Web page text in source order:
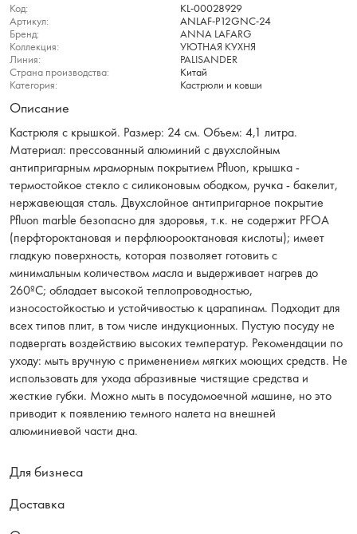
Код:
KL-00028929
Артикул:
ANLAF-P12GNC-24
Бренд:
ANNA LAFARG
Коллекция:
УЮТНАЯ КУХНЯ
Линия:
PALISANDER
Страна производства:
Китай
Категория:
Кастрюли и ковши
Описание
Кастрюля с крышкой. Размер: 24 см. Объем: 4,1 литра.
Материал: прессованный алюминий с двухслойным
антипригарным мраморным покрытием Pfluon, крышка -
термостойкое стекло с силиконовым ободком, ручка - бакелит,
нержавеющая сталь. Двухслойное антипригарное покрытие
Pfluon marble безопасно для здоровья, т.к. не содержит PFOA
(перфтороктановая и перфлюорооктановая кислоты); имеет
гладкую поверхность, которая позволяет готовить с
минимальным количеством масла и выдерживает нагрев до
260ºС; обладает высокой теплопроводностью,
износостойкостью и устойчивостью к царапинам. Подходит для
всех типов плит, в том числе индукционных. Пустую посуду не
подвергать воздействию высоких температур. Рекомендации по
уходу: мыть вручную с применением мягких моющих средств. Не
использовать для ухода абразивные чистящие средства и
жесткие губки. Можно мыть в посудомоечной машине, но это
приводит к появлению темного налета на внешней
алюминиевой части дна.
Для бизнеса
Доставка